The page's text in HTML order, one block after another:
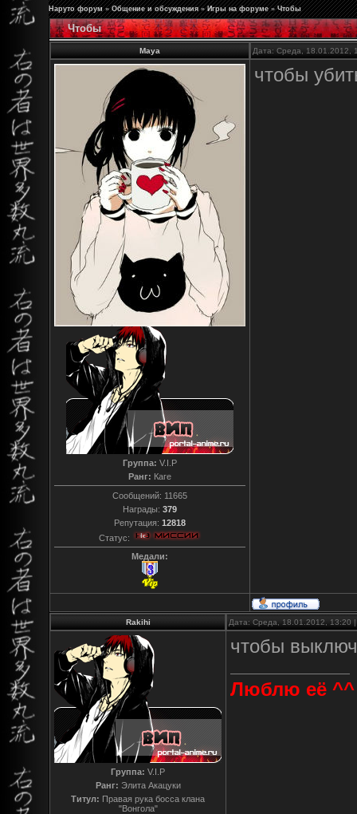
Наруто форум » Общение и обсуждения » Игры на форуме » Чтобы
Чтобы
Maya Дата: Среда, 18.01.2012,
Группа: V.I.P
Ранг: Каге
Сообщений: 11665
Награды: 379
Репутация: 12818
Статус:
Медали:
чтобы
Rakihi Дата: Среда, 18.01.2012,
Группа: V.I.P
Ранг: Элита Акацуки
Титул: Правая рука босса клана
"Вонгола"
чтобы
Люблю её ^^